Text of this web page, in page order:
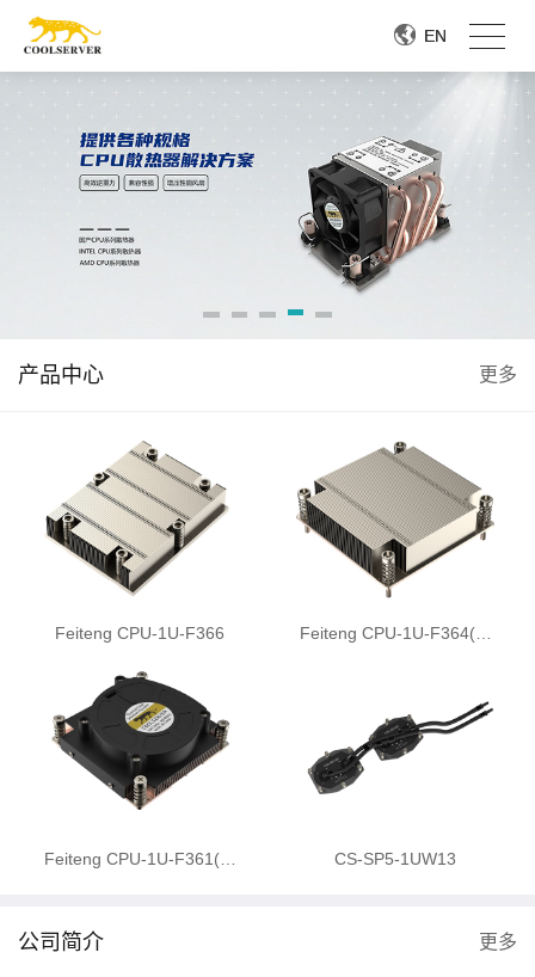
EN
EN
产品中心 更多
Feiteng CPU-1U-F366 Feiteng CPU-1U-F364(…
Feiteng CPU-1U-F361(… CS-SP5-1UW13
公司简介 更多